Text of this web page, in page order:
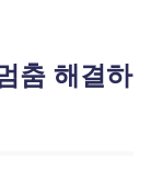
춤 해결하